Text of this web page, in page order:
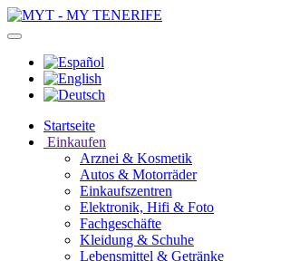
Startseite
Einkaufen
Arznei & Kosmetik
Autos & Motorräder
Einkaufszentren
Elektronik, Hifi & Foto
Fachgeschäfte
Kleidung & Schuhe
Lebensmittel & Getränke